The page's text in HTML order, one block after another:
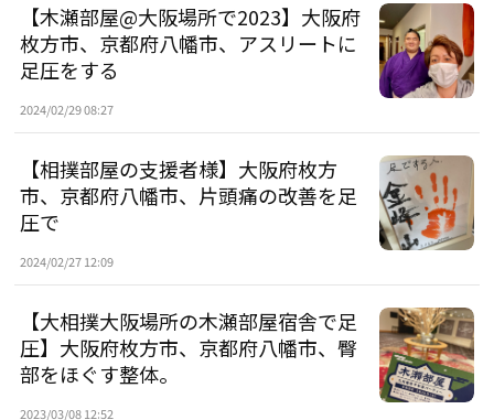
【木瀬部屋@大阪場所で2023】大阪府
枚方市、京都府八幡市、アスリートに
足圧をする
2024/02/29 08:27
【相撲部屋の支援者様】大阪府枚方
市、京都府八幡市、片頭痛の改善を足
圧で
2024/02/27 12:09
【大相撲大阪場所の木瀬部屋宿舎で足
圧】大阪府枚方市、京都府八幡市、臀
部をほぐす整体。
2023/03/08 12:52